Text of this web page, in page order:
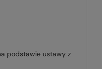
podstawie ustawy z